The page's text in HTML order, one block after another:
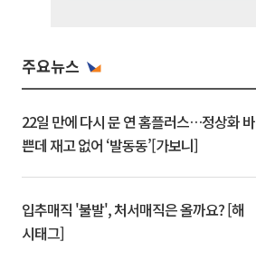
주요뉴스
22일 만에 다시 문 연 홈플러스…정상화 바
쁜데 재고 없어 ‘발동동’[가보니]
입추매직 '불발', 처서매직은 올까요? [해
시태그]